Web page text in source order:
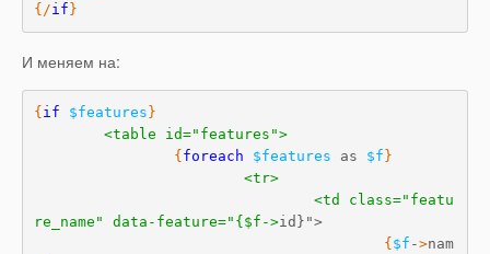
{ /if }
И меняем на:
{ if $features }
<table id="features">
{ foreach $features as $f }
<tr>
<td class="featu
re_name" data-feature="{$f->id}">
{ $f ->nam